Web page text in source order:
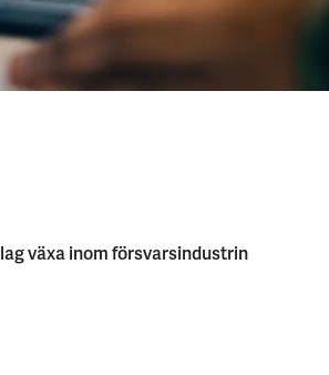
växa inom försvars­industrin